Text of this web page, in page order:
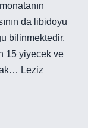
da libidoyu
bilinmektedir.
15 yiyecek ve
Leziz